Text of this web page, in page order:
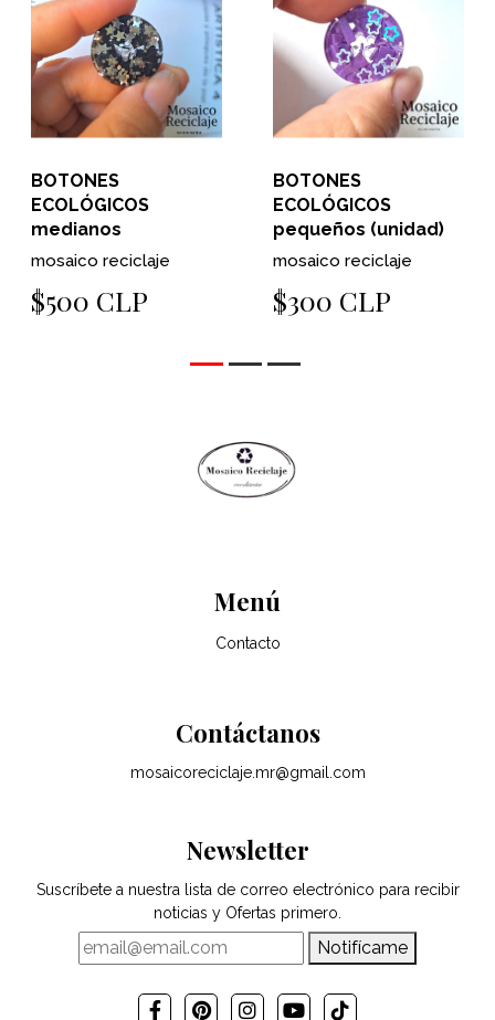
BOTONES
ECOLÓGICOS
medianos
mosaico reciclaje
$500 CLP
BOTONES
ECOLÓGICOS
pequeños (unidad)
mosaico reciclaje
$300 CLP
Menú
Contacto
Contáctanos
mosaicoreciclaje.mr@gmail.com
Newsletter
Suscríbete a nuestra lista de correo electrónico para recibir
noticias y Ofertas primero.
Notifícame